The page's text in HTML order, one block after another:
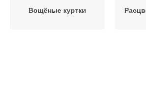
Вощёные куртки